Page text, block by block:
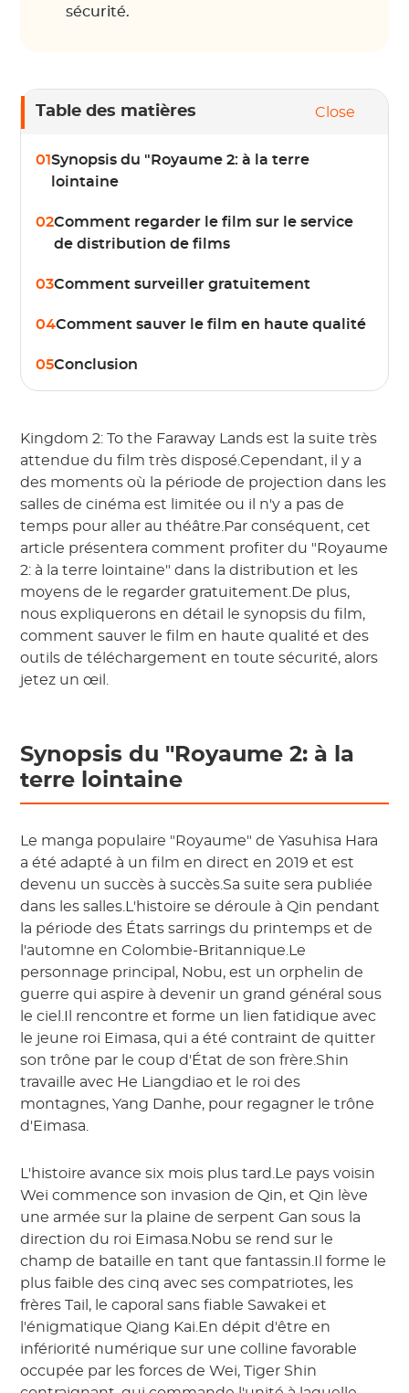
sécurité.
Table des matières Close
01Synopsis du "Royaume 2: à la terre
lointaine
02Comment regarder le film sur le service
de distribution de films
03Comment surveiller gratuitement
04Comment sauver le film en haute qualité
05Conclusion
Kingdom 2: To the Faraway Lands est la suite très
attendue du film très disposé.Cependant, il y a
des moments où la période de projection dans les
salles de cinéma est limitée ou il n'y a pas de
temps pour aller au théâtre.Par conséquent, cet
article présentera comment profiter du "Royaume
2: à la terre lointaine" dans la distribution et les
moyens de le regarder gratuitement.De plus,
nous expliquerons en détail le synopsis du film,
comment sauver le film en haute qualité et des
outils de téléchargement en toute sécurité, alors
jetez un œil.
Synopsis du "Royaume 2: à la
terre lointaine
Le manga populaire "Royaume" de Yasuhisa Hara
a été adapté à un film en direct en 2019 et est
devenu un succès à succès.Sa suite sera publiée
dans les salles.L'histoire se déroule à Qin pendant
la période des États sarrings du printemps et de
l'automne en Colombie-Britannique.Le
personnage principal, Nobu, est un orphelin de
guerre qui aspire à devenir un grand général sous
le ciel.Il rencontre et forme un lien fatidique avec
le jeune roi Eimasa, qui a été contraint de quitter
son trône par le coup d'État de son frère.Shin
travaille avec He Liangdiao et le roi des
montagnes, Yang Danhe, pour regagner le trône
d'Eimasa.
L'histoire avance six mois plus tard.Le pays voisin
Wei commence son invasion de Qin, et Qin lève
une armée sur la plaine de serpent Gan sous la
direction du roi Eimasa.Nobu se rend sur le
champ de bataille en tant que fantassin.Il forme le
plus faible des cinq avec ses compatriotes, les
frères Tail, le caporal sans fiable Sawakei et
l'énigmatique Qiang Kai.En dépit d'être en
infériorité numérique sur une colline favorable
occupée par les forces de Wei, Tiger Shin